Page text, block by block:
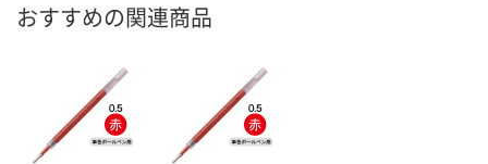
おすすめの関連商品